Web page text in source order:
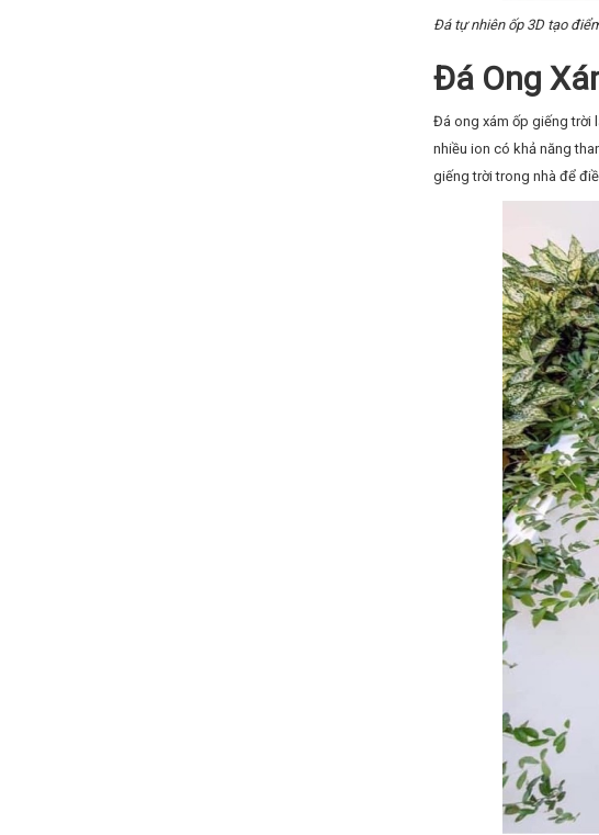
Đá tự nhiên ốp 3D tạo
Đá Ong
Đá ong xám ốp giếng trời
nhiều ion có khả năng
giếng trời trong nhà để